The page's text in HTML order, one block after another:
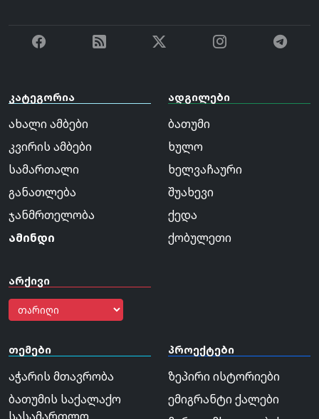
კატეგორია
ახალი ამბები
კვირის ამბები
სამართალი
განათლება
ჯანმრთელობა
ამინდი
არქივი
ადგილები
ბათუმი
ხულო
ხელვაჩაური
შუახევი
ქედა
ქობულეთი
თემები
აჭარის მთავრობა
ბათუმის საქალაქო
პროექტები
ზეპირი ისტორიები
ემიგრანტი ქალები